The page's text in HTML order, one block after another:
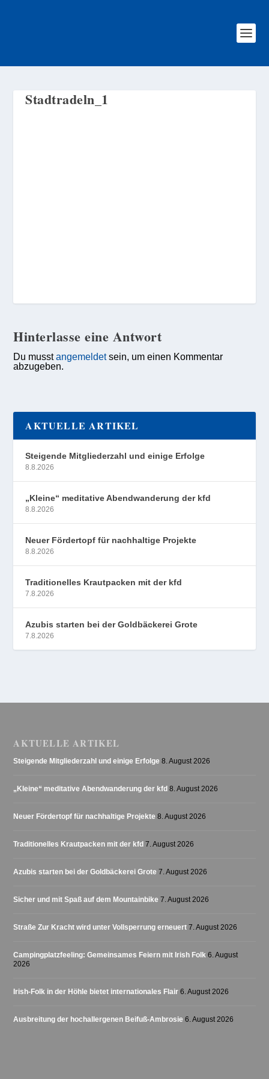
Stadtradeln_1
Hinterlasse eine Antwort
Du musstangemeldetsein, um einen Kommentar
abzugeben.
AKTUELLE ARTIKEL
Steigende Mitgliederzahl und einige Erfolge
8.8.2026
„Kleine“ meditative Abendwanderung der kfd
8.8.2026
Neuer Fördertopf für nachhaltige Projekte
8.8.2026
Traditionelles Krautpacken mit der kfd
7.8.2026
Azubis starten bei der Goldbäckerei Grote
7.8.2026
AKTUELLE ARTIKEL
Steigende Mitgliederzahl und einige Erfolge 8. August 2026
„Kleine“ meditative Abendwanderung der kfd 8. August 2026
Neuer Fördertopf für nachhaltige Projekte 8. August 2026
Traditionelles Krautpacken mit der kfd 7. August 2026
Azubis starten bei der Goldbäckerei Grote 7. August 2026
Sicher und mit Spaß auf dem Mountainbike 7. August 2026
Straße Zur Kracht wird unter Vollsperrung erneuert 7. August 2026
Campingplatzfeeling: Gemeinsames Feiern mit Irish Folk 6. August
2026
Irish-Folk in der Höhle bietet internationales Flair 6. August 2026
Ausbreitung der hochallergenen Beifuß-Ambrosie 6. August 2026